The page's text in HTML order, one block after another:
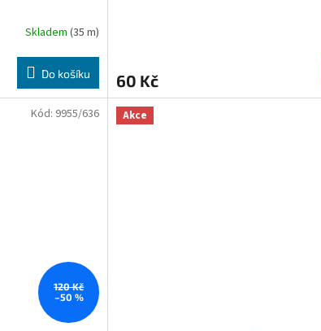
Skladem(35 m)
Do košíku 60 Kč
120 Kč
–50 %
Kód: 9955/636 Akce